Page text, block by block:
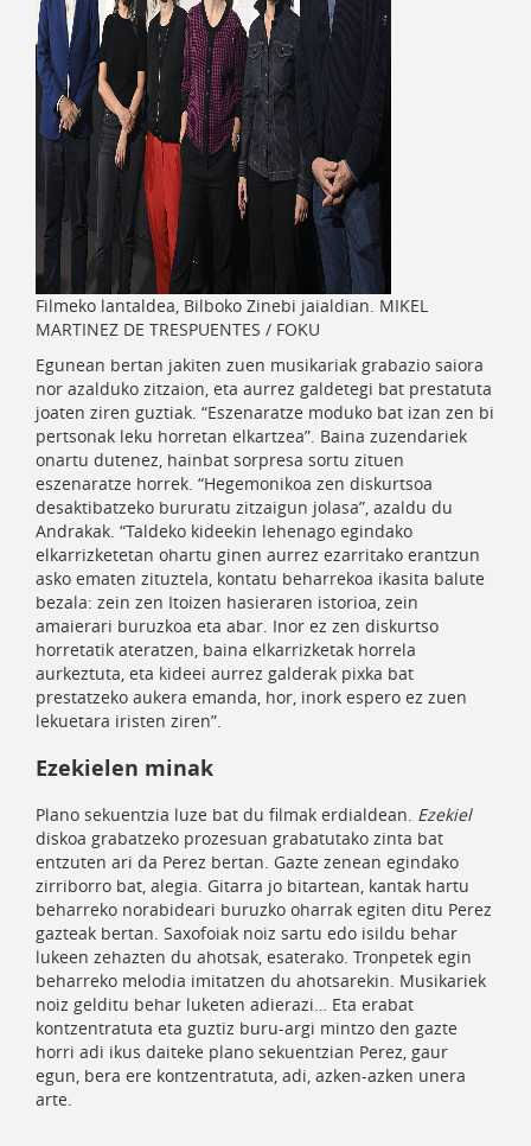
Filmeko lantaldea, Bilboko Zinebi jaialdian. MIKEL
MARTINEZ DE TRESPUENTES / FOKU
Egunean bertan jakiten zuen musikariak grabazio saiora
nor azalduko zitzaion, eta aurrez galdetegi bat prestatuta
joaten ziren guztiak. “Eszenaratze moduko bat izan zen bi
pertsonak leku horretan elkartzea”. Baina zuzendariek
onartu dutenez, hainbat sorpresa sortu zituen
eszenaratze horrek. “Hegemonikoa zen diskurtsoa
desaktibatzeko bururatu zitzaigun jolasa”, azaldu du
Andrakak. “Taldeko kideekin lehenago egindako
elkarrizketetan ohartu ginen aurrez ezarritako erantzun
asko ematen zituztela, kontatu beharrekoa ikasita balute
bezala: zein zen Itoizen hasieraren istorioa, zein
amaierari buruzkoa eta abar. Inor ez zen diskurtso
horretatik ateratzen, baina elkarrizketak horrela
aurkeztuta, eta kideei aurrez galderak pixka bat
prestatzeko aukera emanda, hor, inork espero ez zuen
lekuetara iristen ziren”.
Ezekielen minak
Plano sekuentzia luze bat du filmak erdialdean. Ezekiel
diskoa grabatzeko prozesuan grabatutako zinta bat
entzuten ari da Perez bertan. Gazte zenean egindako
zirriborro bat, alegia. Gitarra jo bitartean, kantak hartu
beharreko norabideari buruzko oharrak egiten ditu Perez
gazteak bertan. Saxofoiak noiz sartu edo isildu behar
lukeen zehazten du ahotsak, esaterako. Tronpetek egin
beharreko melodia imitatzen du ahotsarekin. Musikariek
noiz gelditu behar luketen adierazi… Eta erabat
kontzentratuta eta guztiz buru-argi mintzo den gazte
horri adi ikus daiteke plano sekuentzian Perez, gaur
egun, bera ere kontzentratuta, adi, azken-azken unera
arte.